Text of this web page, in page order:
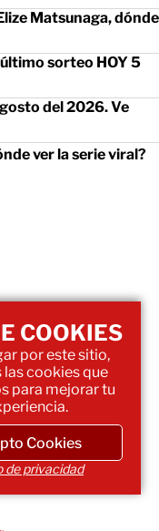
Matsunaga, dónde
sorteo HOY 5
del 2026. Ve
ver la serie viral?
COOKIES
por este sitio,
las cookies que
para mejorar tu
Cookies
de privacidad